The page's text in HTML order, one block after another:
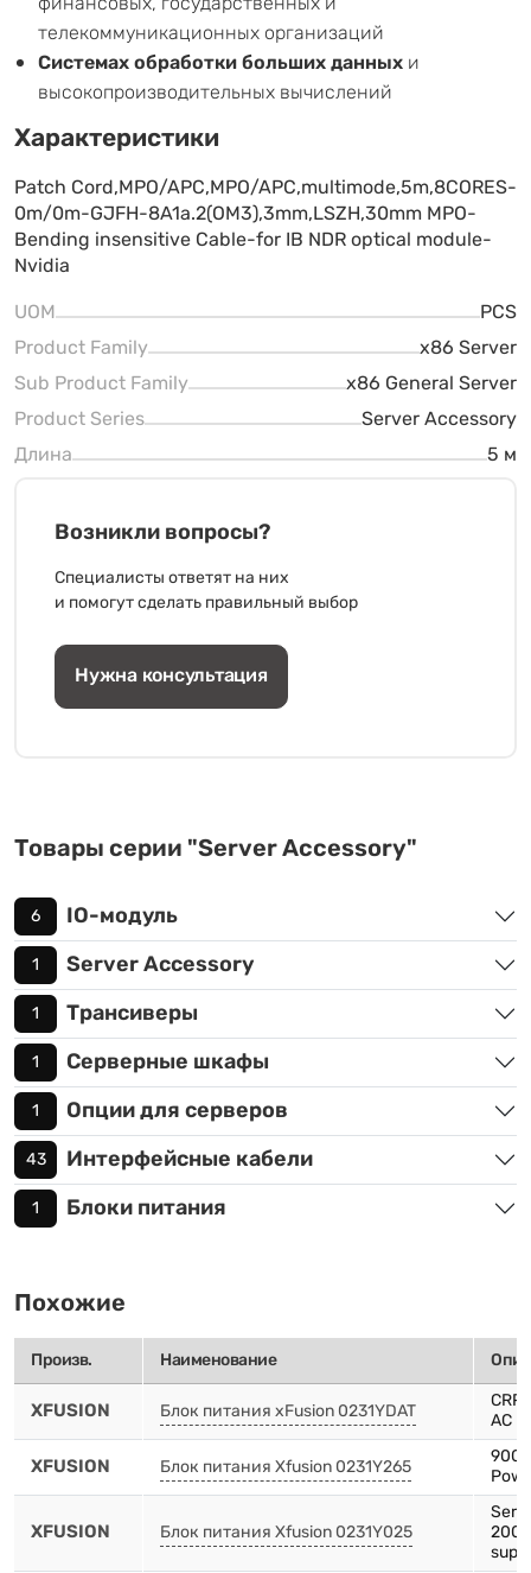
телекоммуникационных организаций
Системах обработки больших данных и
высокопроизводительных вычислений
Характеристики
Patch Cord,MPO/APC,MPO/APC,multimode,5m,8CORES-
0m/0m-GJFH-8A1a.2(OM3),3mm,LSZH,30mm MPO-
Bending insensitive Cable-for IB NDR optical module-
Nvidia
UOM
PCS
Product Family
x86 Server
Sub Product Family
x86 General Server
Product Series
Server Accessory
Длина
5 м
Возникли вопросы?
Специалисты ответят на них
и помогут сделать правильный выбор
Нужна консультация
Товары серии "Server Accessory"
6 IO-модуль
1 Server Accessory
1 Трансиверы
1 Серверные шкафы
1 Опции для серверов
43 Интерфейсные кабели
1 Блоки питания
Похожие
Произв. Наименование
XFUSION Блок питания xFusion 0231YDAT AC
XFUSION Блок питания Xfusion 0231Y265
XFUSION Блок питания Xfusion 0231Y025